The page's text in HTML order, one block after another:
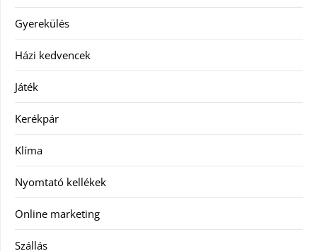
Gyerekülés
Házi kedvencek
Játék
Kerékpár
Klíma
Nyomtató kellékek
Online marketing
Szállás